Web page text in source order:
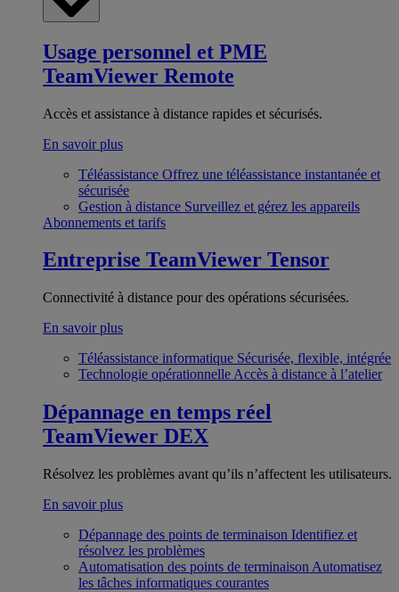
Usage personnel et PME
TeamViewer Remote
Accès et assistance à distance rapides et sécurisés.
En savoir plus
Téléassistance Offrez une téléassistance instantanée et
sécurisée
Gestion à distance Surveillez et gérez les appareils
Abonnements et tarifs
Entreprise TeamViewer Tensor
Connectivité à distance pour des opérations sécurisées.
En savoir plus
Téléassistance informatique Sécurisée, flexible, intégrée
Technologie opérationnelle Accès à distance à l’atelier
Dépannage en temps réel
TeamViewer DEX
Résolvez les problèmes avant qu’ils n’affectent les utilisateurs.
En savoir plus
Dépannage des points de terminaison Identifiez et
résolvez les problèmes
Automatisation des points de terminaison Automatisez
les tâches informatiques courantes